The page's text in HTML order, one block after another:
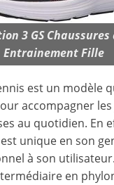
3 GS
Entrainement Fille
est un modèle
accompagner
au quotidien. En
unique en son
à son
en